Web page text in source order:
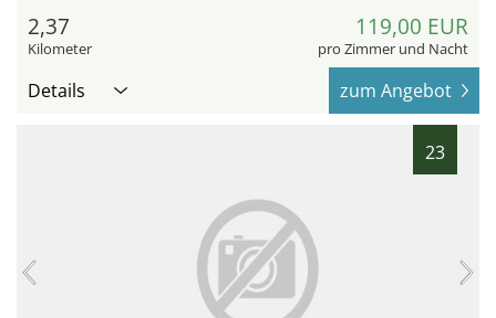
2,37
Kilometer
119,00 EUR
pro Zimmer und Nacht
Details zum Angebot
23